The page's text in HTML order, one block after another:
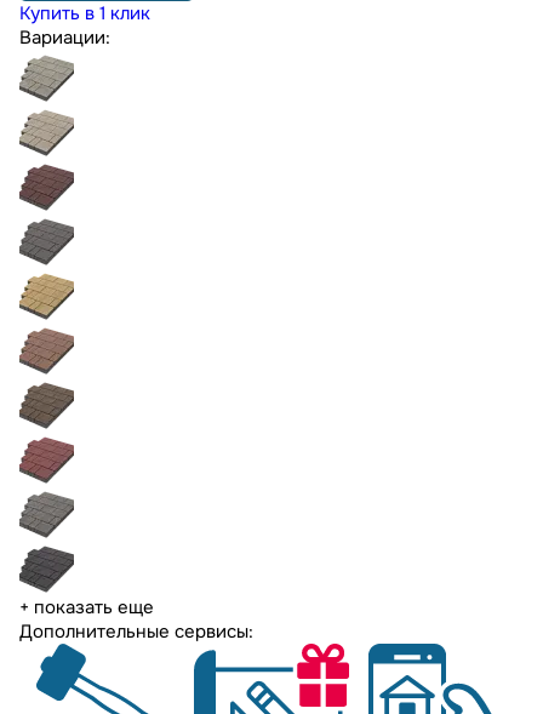
Купить в 1 клик
Вариации:
+ показать еще
Дополнительные сервисы: